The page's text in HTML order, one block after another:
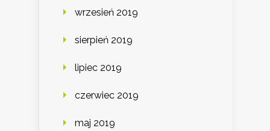
wrzesień 2019
sierpień 2019
lipiec 2019
czerwiec 2019
maj 2019